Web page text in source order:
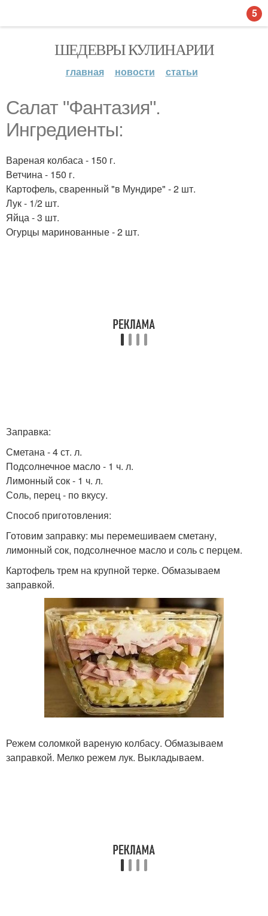
ШЕДЕВРЫ КУЛИНАРИИ
главная новости статьи
Салат "Фантазия".
Ингредиенты:
Вареная колбаса - 150 г.
Ветчина - 150 г.
Картофель, сваренный "в Мундире" - 2 шт.
Лук - 1/2 шт.
Яйца - 3 шт.
Огурцы маринованные - 2 шт.
Заправка:
Сметана - 4 ст. л.
Подсолнечное масло - 1 ч. л.
Лимонный сок - 1 ч. л.
Соль, перец - по вкусу.
Способ приготовления:
Готовим заправку: мы перемешиваем сметану,
лимонный сок, подсолнечное масло и соль с перцем.
Картофель трем на крупной терке. Обмазываем
заправкой.
Режем соломкой вареную колбасу. Обмазываем
заправкой. Мелко режем лук. Выкладываем.
5